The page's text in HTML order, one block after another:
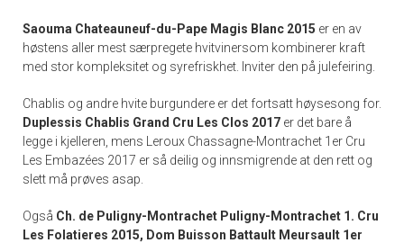
Saouma Chateauneuf-du-Pape Magis Blanc 2015 er en av
høstens aller mest særpregete hvitvinersom kombinerer kraft
med stor kompleksitet og syrefriskhet. Inviter den på julefeiring.
Chablis og andre hvite burgundere er det fortsatt høysesong for.
Duplessis Chablis Grand Cru Les Clos 2017 er det bare å
legge i kjelleren, mens Leroux Chassagne-Montrachet 1er Cru
Les Embazées 2017 er så deilig og innsmigrende at den rett og
slett må prøves asap.
Også Ch. de Puligny-Montrachet Puligny-Montrachet 1. Cru
Les Folatieres 2015, Dom Buisson Battault Meursault 1er